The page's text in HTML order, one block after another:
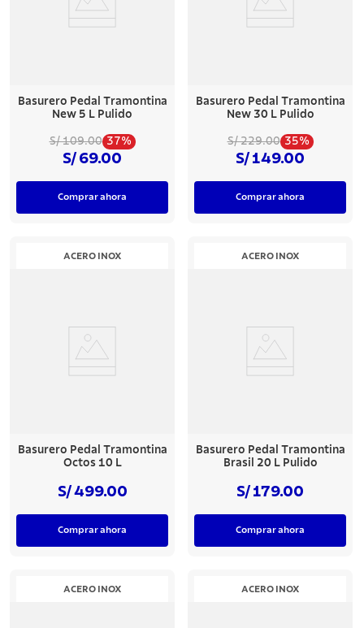
Basurero Pedal Tramontina
New 5 L Pulido
S/ 109.00 37%
S/ 69.00
Comprar ahora
Basurero Pedal Tramontina
New 30 L Pulido
S/ 229.00 35%
S/ 149.00
Comprar ahora
ACERO INOX
Basurero Pedal Tramontina
Octos 10 L
S/ 499.00
Comprar ahora
ACERO INOX
Basurero Pedal Tramontina
Brasil 20 L Pulido
S/ 179.00
Comprar ahora
ACERO INOX ACERO INOX